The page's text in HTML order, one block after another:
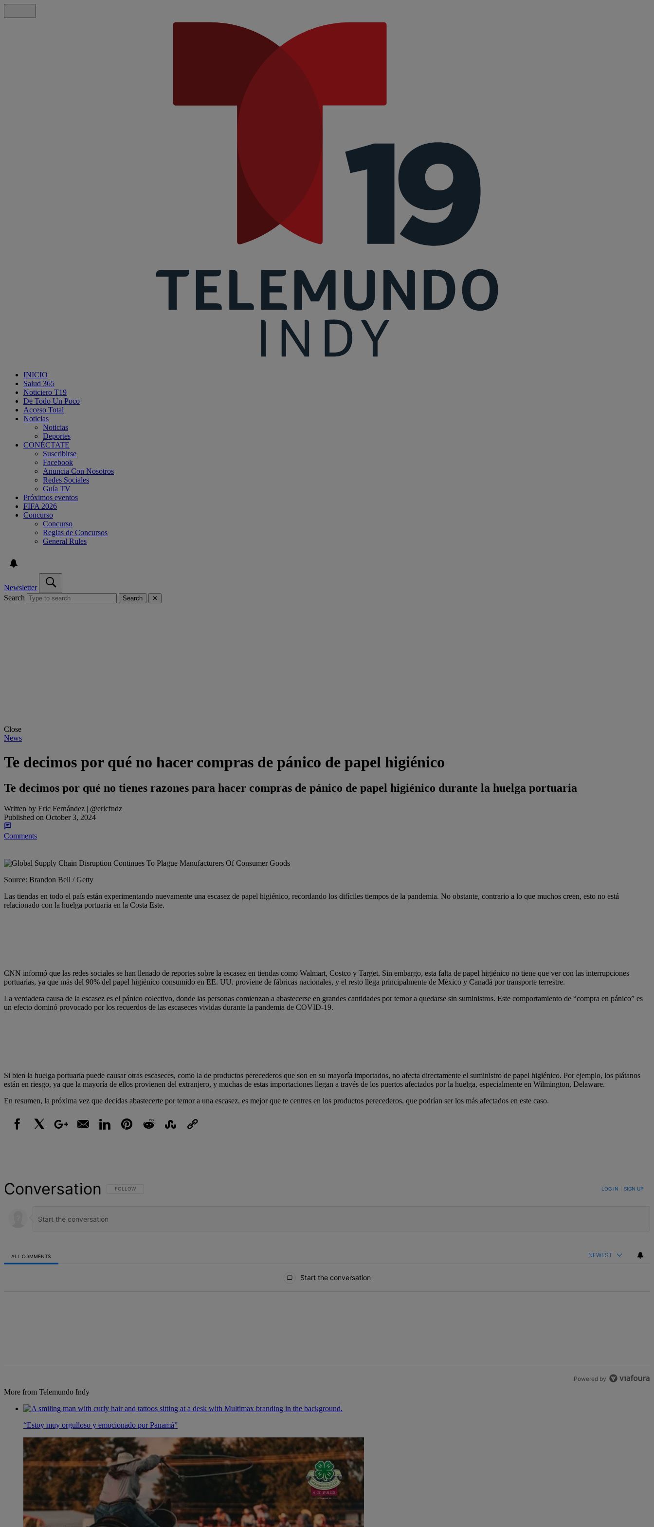
INICIO
Salud 365
Noticiero T19
De Todo Un Poco
Acceso Total
Noticias
Noticias
Deportes
CONÉCTATE
Suscribirse
Facebook
Anuncia Con Nosotros
Redes Sociales
Guía TV
Próximos eventos
FIFA 2026
Concurso
Concurso
Reglas de Concursos
General Rules
Newsletter
Search
Search ✕
Close
News
Te decimos por qué no hacer compras de pánico de papel higiénico
Te decimos por qué no tienes razones para hacer compras de pánico de papel higiénico durante la huelga portuaria
Written by Eric Fernández | @ericfndz
Published on October 3, 2024
Comments
Source: Brandon Bell / Getty
Las tiendas en todo el país están experimentando nuevamente una escasez de papel higiénico, recordando los difíciles tiempos de la pandemia. No obstante, contrario a lo que muchos creen, esto no está
relacionado con la huelga portuaria en la Costa Este.
CNN informó que las redes sociales se han llenado de reportes sobre la escasez en tiendas como Walmart, Costco y Target. Sin embargo, esta falta de papel higiénico no tiene que ver con las interrupciones
portuarias, ya que más del 90% del papel higiénico consumido en EE. UU. proviene de fábricas nacionales, y el resto llega principalmente de México y Canadá por transporte terrestre.
La verdadera causa de la escasez es el pánico colectivo, donde las personas comienzan a abastecerse en grandes cantidades por temor a quedarse sin suministros. Este comportamiento de “compra en pánico” es
un efecto dominó provocado por los recuerdos de las escaseces vividas durante la pandemia de COVID-19.
Si bien la huelga portuaria puede causar otras escaseces, como la de productos perecederos que son en su mayoría importados, no afecta directamente el suministro de papel higiénico. Por ejemplo, los plátanos
están en riesgo, ya que la mayoría de ellos provienen del extranjero, y muchas de estas importaciones llegan a través de los puertos afectados por la huelga, especialmente en Wilmington, Delaware.
En resumen, la próxima vez que decidas abastecerte por temor a una escasez, es mejor que te centres en los productos perecederos, que podrían ser los más afectados en este caso.
Conversation FOLLOW THIS CONVERSATION TO BE NOTIFIED WHEN NEW COMMENTS ARE POSTED
FOLLOW LOG IN SIGN UP
ALL COMMENTS NEWEST
Start the conversation
Powered by
More from Telemundo Indy
“Estoy muy orgulloso y emocionado por Panamá”